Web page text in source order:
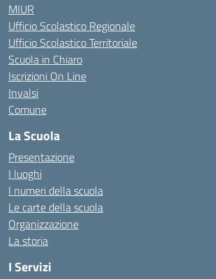
MIUR
Ufficio Scolastico Regionale
Ufficio Scolastico Territoriale
Scuola in Chiaro
Iscrizioni On Line
Invalsi
Comune
La Scuola
Presentazione
I luoghi
I numeri della scuola
Le carte della scuola
Organizzazione
La storia
I Servizi